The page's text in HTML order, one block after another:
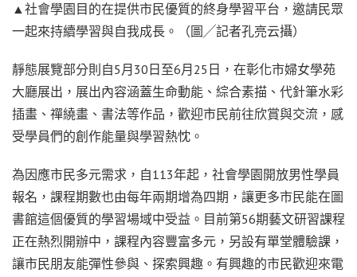
▲社會學園目的在提供市民優質的終身學習平台，邀請民眾
一起來持續學習與自我成長。（圖╱記者孔亮云攝）
靜態展覽部分則自5月30日至6月25日，在彰化市婦女學苑
大廳展出，展出內容涵蓋生命動能、綜合素描、代針筆水彩
插畫、禪繞畫、書法等作品，歡迎市民前往欣賞與交流，感
受學員們的創作能量與學習熱忱。
為因應市民多元需求，自113年起，社會學園開放男性學員
報名，課程期數也由每年兩期增為四期，讓更多市民能在圖
書館這個優質的學習場域中受益。目前第56期藝文研習課程
正在熱烈開辦中，課程內容豐富多元，另設有單堂體驗課，
讓市民朋友能彈性參與、探索興趣。有興趣的市民歡迎來電